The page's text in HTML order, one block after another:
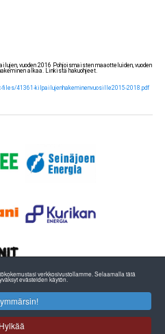
vuoden 2016 Pohjoismaisten maaotteluiden, vuoden
alkaa. Linkistä hakuohjeet.
41361-kilpailujenhakeminenvuosille2015-2018.pdf
Liikunta ja Urheilu
verkkosivustollamme. Selaamalla tätä
evästeiden käytön.
Hylkää